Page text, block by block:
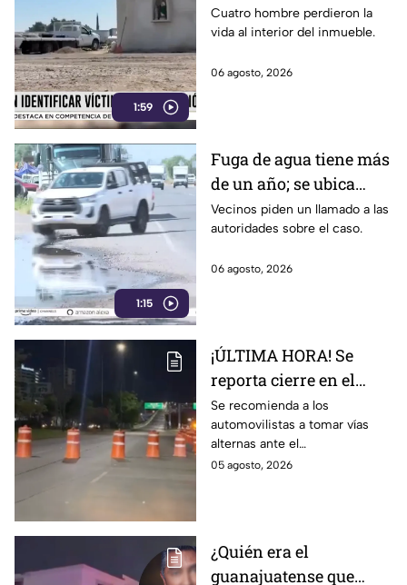
1:59
zona tras una fuerte
3xplosión una pensión
Cuatro hombre perdieron la
vida al interior del inmueble.
06 agosto, 2026
1:15
Fuga de agua tiene más
de un año; se ubica
rumbo a la salida a
Cuerámaro
Vecinos piden un llamado a las
autoridades sobre el caso.
06 agosto, 2026
¡ÚLTIMA HORA! Se
reporta cierre en el
Distribuidor Juan
Pablo II en León; esto
sabemos
Se recomienda a los
automovilistas a tomar vías
alternas ante el
congestionamiento que se
05 agosto, 2026
¿Quién era el
guanajuatense que